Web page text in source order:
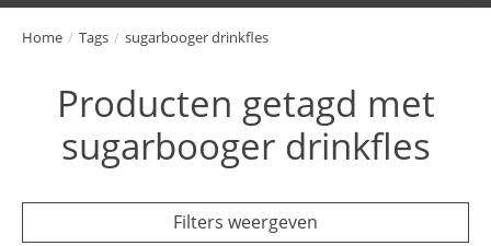
Home / Tags / sugarbooger drinkfles
Producten getagd met
sugarbooger drinkfles
Filters weergeven